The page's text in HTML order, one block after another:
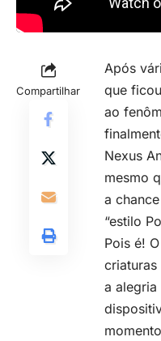
Compartilhar
Após
que
ao
Nexus
mesmo
a
“estilo
Pois é!
a